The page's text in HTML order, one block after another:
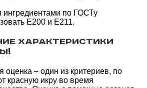
по ГОСТу
Е200 и Е211.
характеристики
оценка – один из критериев, по
красную икру во время